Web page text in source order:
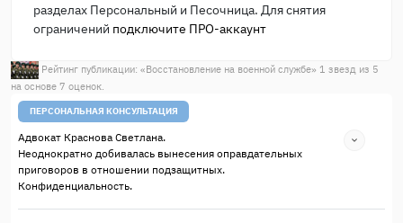
разделах Персональный и Песочница. Для снятия
ограничений подключите ПРО-аккаунт
Рейтинг публикации: «Восстановление на военной службе» 1 звезд из 5
на основе 7 оценок.
ПЕРСОНАЛЬНАЯ КОНСУЛЬТАЦИЯ
Адвокат Краснова Светлана.
Неоднократно добивалась вынесения оправдательных
приговоров в отношении подзащитных.
Конфиденциальность.